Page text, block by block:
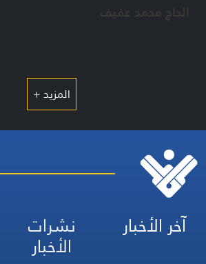
الحاج محمد عفيف
المزيد +
آخر الأخبار نشرات
الأخبار